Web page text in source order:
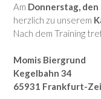
Am Donnerstag, den
herzlich zu unserem
Nach dem Training
Momis Biergrund
Kegelbahn 34
65931 Frankfurt-